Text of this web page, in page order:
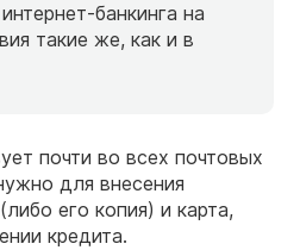
банкинга на
такие же, как и в
почти во всех почтовых
для внесения
его копия) и карта,
кредита.